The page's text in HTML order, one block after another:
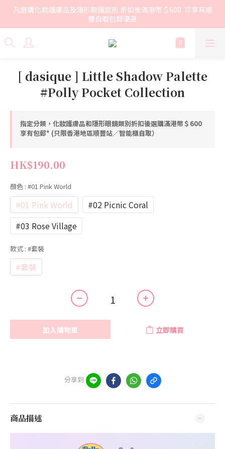
凡選購化妝護膚品及隱形眼鏡類別 折扣後滿港幣＄600  可享有順
豐自取包郵優惠
[ dasique ] Little Shadow Palette
#Polly Pocket Collection
指定分類，化妝護膚品和隱形眼鏡類別折扣後選購滿港幣＄600
享有包郵* (只限香港地區順豐站／智能櫃自取）
HK$190.00
顏色 : #01 Pink World
#01 Pink World
#02 Picnic Coral
#03 Rose Village
款式 : #套裝
#套裝
加入購物車 立即購買
分享到
商品描述